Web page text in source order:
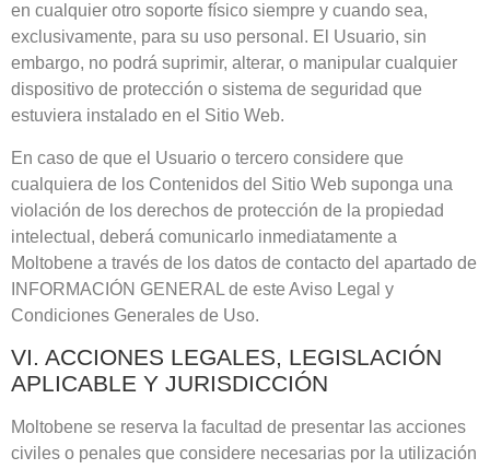
en cualquier otro soporte físico siempre y cuando sea,
exclusivamente, para su uso personal. El Usuario, sin
embargo, no podrá suprimir, alterar, o manipular cualquier
dispositivo de protección o sistema de seguridad que
estuviera instalado en el Sitio Web.
En caso de que el Usuario o tercero considere que
cualquiera de los Contenidos del Sitio Web suponga una
violación de los derechos de protección de la propiedad
intelectual, deberá comunicarlo inmediatamente a
Moltobene a través de los datos de contacto del apartado de
INFORMACIÓN GENERAL de este Aviso Legal y
Condiciones Generales de Uso.
VI. ACCIONES LEGALES, LEGISLACIÓN
APLICABLE Y JURISDICCIÓN
Moltobene se reserva la facultad de presentar las acciones
civiles o penales que considere necesarias por la utilización